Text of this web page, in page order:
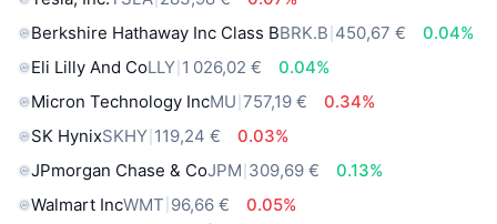
Berkshire Hathaway Inc Class BBRK.B 450,67 €
0.04%
Eli Lilly And CoLLY 1 026,02 €
0.04%
Micron Technology IncMU 757,19 €
0.34%
SK HynixSKHY 119,24 €
0.03%
JPmorgan Chase & CoJPM 309,69 €
0.13%
Walmart IncWMT 96,66 € 0.05%